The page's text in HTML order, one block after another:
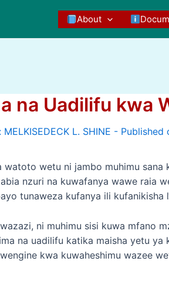
About
na Uadilifu kwa
watoto wetu ni jambo muhimu sana
nzuri na kuwafanya wawe raia
tunaweza kufanya ili
ni muhimu sisi kuwa mfano
na uadilifu katika maisha yetu ya
kwa kuwaheshimu wazee